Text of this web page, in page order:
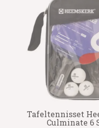
Tafeltennisset
Culminate 6